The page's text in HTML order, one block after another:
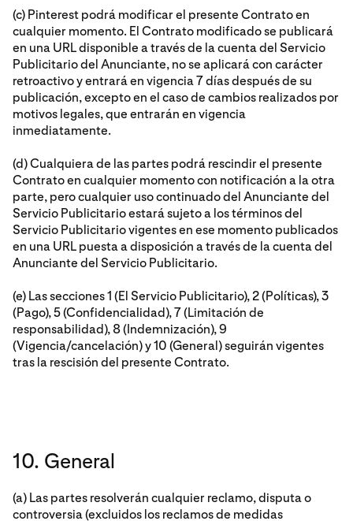
(c) Pinterest podrá modificar el presente Contrato en
cualquier momento. El Contrato modificado se publicará
en una URL disponible a través de la cuenta del Servicio
Publicitario del Anunciante, no se aplicará con carácter
retroactivo y entrará en vigencia 7 días después de su
publicación, excepto en el caso de cambios realizados por
motivos legales, que entrarán en vigencia
inmediatamente.
(d) Cualquiera de las partes podrá rescindir el presente
Contrato en cualquier momento con notificación a la otra
parte, pero cualquier uso continuado del Anunciante del
Servicio Publicitario estará sujeto a los términos del
Servicio Publicitario vigentes en ese momento publicados
en una URL puesta a disposición a través de la cuenta del
Anunciante del Servicio Publicitario.
(e) Las secciones 1 (El Servicio Publicitario), 2 (Políticas), 3
(Pago), 5 (Confidencialidad), 7 (Limitación de
responsabilidad), 8 (Indemnización), 9
(Vigencia/cancelación) y 10 (General) seguirán vigentes
tras la rescisión del presente Contrato.
10. General
(a) Las partes resolverán cualquier reclamo, disputa o
controversia (excluidos los reclamos de medidas